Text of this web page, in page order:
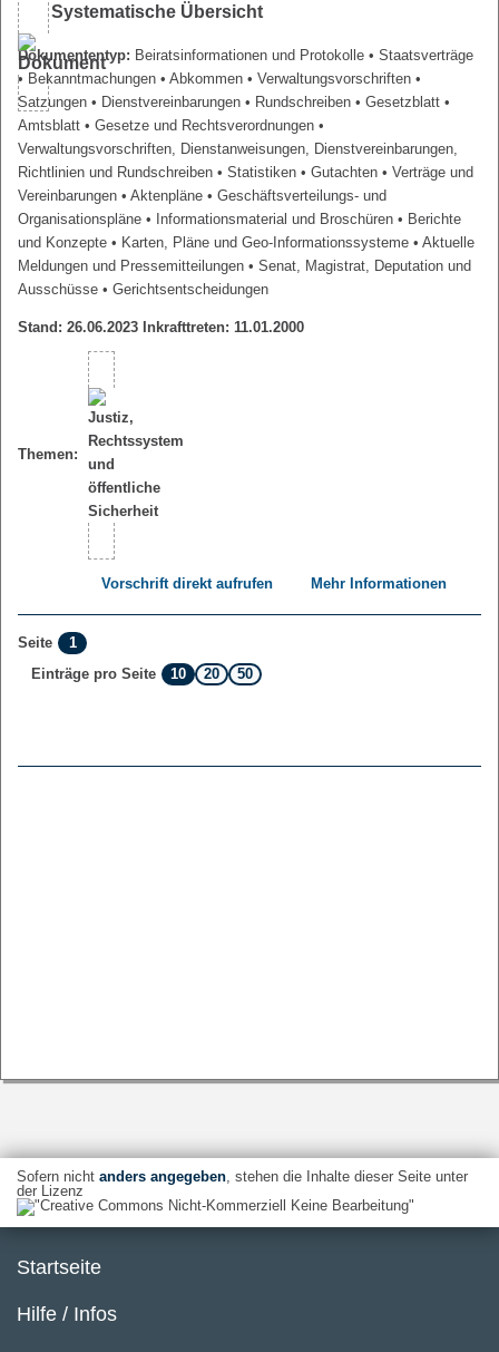
Systematische Übersicht
Dokumententyp: Beiratsinformationen und Protokolle • Staatsverträge
• Bekanntmachungen • Abkommen • Verwaltungsvorschriften •
Satzungen • Dienstvereinbarungen • Rundschreiben • Gesetzblatt •
Amtsblatt • Gesetze und Rechtsverordnungen •
Verwaltungsvorschriften, Dienstanweisungen, Dienstvereinbarungen,
Richtlinien und Rundschreiben • Statistiken • Gutachten • Verträge und
Vereinbarungen • Aktenpläne • Geschäftsverteilungs- und
Organisationspläne • Informationsmaterial und Broschüren • Berichte
und Konzepte • Karten, Pläne und Geo-Informationssysteme • Aktuelle
Meldungen und Pressemitteilungen • Senat, Magistrat, Deputation und
Ausschüsse • Gerichtsentscheidungen
Stand: 26.06.2023 Inkrafttreten: 11.01.2000
Themen:
Vorschrift direkt aufrufen Mehr Informationen
Seite
1
Einträge pro Seite
10 20 50
Sofern nicht anders angegeben, stehen die Inhalte dieser Seite unter
der Lizenz
Startseite
Hilfe / Infos